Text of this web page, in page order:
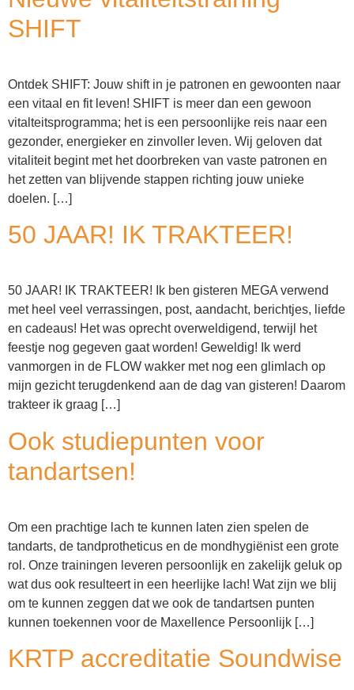
SHIFT
Ontdek SHIFT: Jouw shift in je patronen en gewoonten naar
een vitaal en fit leven! SHIFT is meer dan een gewoon
vitalteitsprogramma; het is een persoonlijke reis naar een
gezonder, energieker en zinvoller leven. Wij geloven dat
vitaliteit begint met het doorbreken van vaste patronen en
het zetten van blijvende stappen richting jouw unieke
doelen. […]
50 JAAR! IK TRAKTEER!
50 JAAR! IK TRAKTEER! Ik ben gisteren MEGA verwend
met heel veel verrassingen, post, aandacht, berichtjes, liefde
en cadeaus! Het was oprecht overweldigend, terwijl het
feestje nog gegeven gaat worden! Geweldig! Ik werd
vanmorgen in de FLOW wakker met nog een glimlach op
mijn gezicht terugdenkend aan de dag van gisteren! Daarom
trakteer ik graag […]
Ook studiepunten voor
tandartsen!
Om een prachtige lach te kunnen laten zien spelen de
tandarts, de tandprotheticus en de mondhygiënist een grote
rol. Onze trainingen leveren persoonlijk en zakelijk geluk op
wat dus ook resulteert in een heerlijke lach! Wat zijn we blij
om te kunnen zeggen dat we ook de tandartsen punten
kunnen toekennen voor de Maxellence Persoonlijk […]
KRTP accreditatie Soundwise